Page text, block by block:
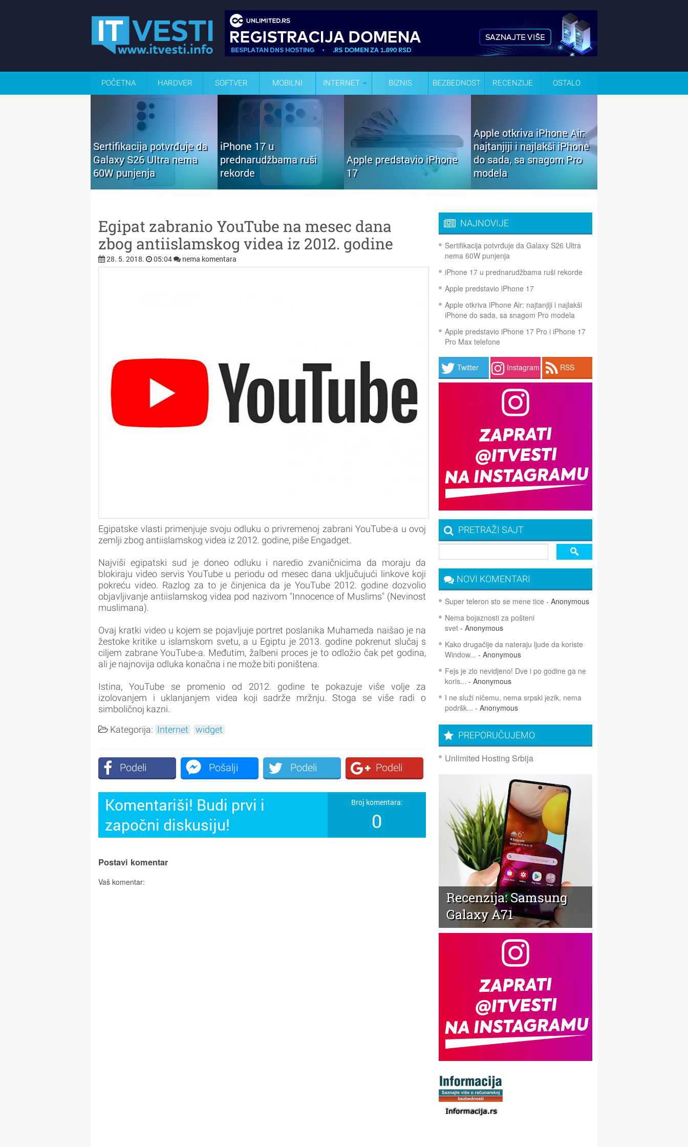
POČETNA HARDVER SOFTVER MOBILNI INTERNET BIZNIS BEZBEDNOST RECENZIJE OSTALO
Sertifikacija potvrđuje da
Galaxy S26 Ultra nema
60W punjenja
iPhone 17 u
prednarudžbama ruši
rekorde
Apple predstavio iPhone
17
Apple otkriva iPhone Air:
najtanjiji i najlakši iPhone
do sada, sa snagom Pro
modela
Egipat zabranio YouTube na mesec dana
zbog antiislamskog videa iz 2012. godine
28. 5. 2018. 05:04 nema komentara
Egipatske vlasti primenjuje svoju odluku o privremenoj zabrani YouTube-a u ovoj
zemlji zbog antiislamskog videa iz 2012. godine, piše Engadget.
Najviši egipatski sud je doneo odluku i naredio zvaničnicima da moraju da
blokiraju video servis YouTube u periodu od mesec dana uključujući linkove koji
pokreću video. Razlog za to je činjenica da je YouTube 2012. godine dozvolio
objavljivanje antiislamskog videa pod nazivom "Innocence of Muslims" (Nevinost
muslimana).
Ovaj kratki video u kojem se pojavljuje portret poslanika Muhameda naišao je na
žestoke kritike u islamskom svetu, a u Egiptu je 2013. godine pokrenut slučaj s
ciljem zabrane YouTube-a. Međutim, žalbeni proces je to odložio čak pet godina,
ali je najnovija odluka konačna i ne može biti poništena.
Istina, YouTube se promenio od 2012. godine te pokazuje više volje za
izolovanjem i uklanjanjem videa koji sadrže mržnju. Stoga se više radi o
simboličnoj kazni.
Kategorija: Internet widget
Podeli Pošalji Podeli Podeli
Komentariši! Budi prvi i
započni diskusiju!
Broj komentara:
0
Postavi komentar
Vaš komentar:
NAJNOVIJE
Sertifikacija potvrđuje da Galaxy S26 Ultra
nema 60W punjenja
iPhone 17 u prednarudžbama ruši rekorde
Apple predstavio iPhone 17
Apple otkriva iPhone Air: najtanjiji i najlakši
iPhone do sada, sa snagom Pro modela
Apple predstavio iPhone 17 Pro i iPhone 17
Pro Max telefone
Twitter Instagram RSS
PRETRAŽI SAJT
NOVI KOMENTARI
Super teleron sto se mene tice - Anonymous
Nema bojaznosti za pošteni
svet - Anonymous
Kako drugačije da nateraju ljude da koriste
Window... - Anonymous
Fejs je zlo nevidjeno! Dve i po godine ga ne
koris... - Anonymous
I ne služi ničemu, nema srpski jezik, nema
podršk... - Anonymous
PREPORUČUJEMO
Unlimited Hosting Srbija
Recenzija: Samsung
Galaxy A71